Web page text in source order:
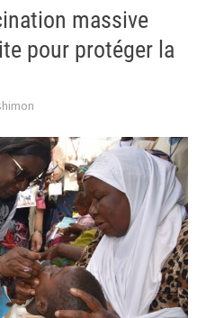
massive
pour protéger la